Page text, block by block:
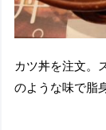
カツ丼を注文。
のような味で脂